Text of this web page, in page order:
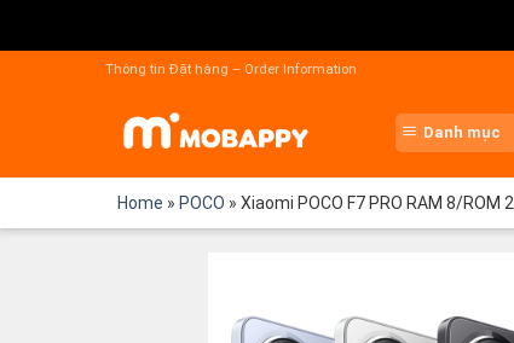
Thông tin Đặt hàng – Order Information
Danh mục
Home » POCO » Xiaomi POCO F7 PRO RAM 8/ROM